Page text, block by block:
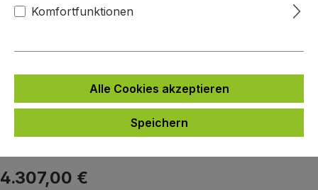
Bildergalerie überspringen
Regulärer Preis:
4.307,00 €
Komfortfunktionen
Alle Cookies akzeptieren
Speichern